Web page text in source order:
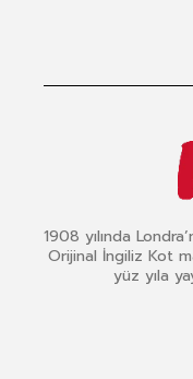
1908 yılında
Orijinal İngiliz Kot
yüz yıla